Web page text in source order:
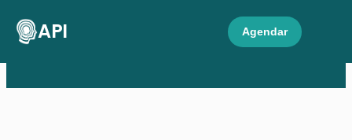
API Agendar